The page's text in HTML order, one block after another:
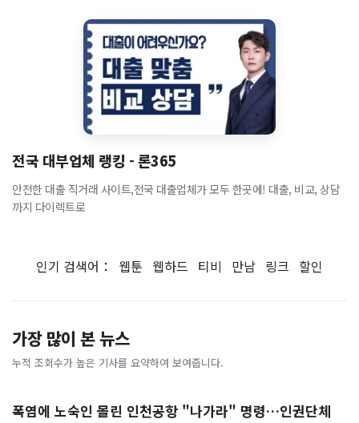
전국 대부업체 랭킹 - 론365
안전한 대출 직거래 사이트,전국 대출업체가 모두 한곳에! 대출, 비교, 상담
까지 다이렉트로
인기 검색어： 웹툰 웹하드 티비 만남 링크 할인
가장 많이 본 뉴스
누적 조회수가 높은 기사를 요약하여 보여줍니다.
폭염에 노숙인 몰린 인천공항 "나가라" 명령…인권단체